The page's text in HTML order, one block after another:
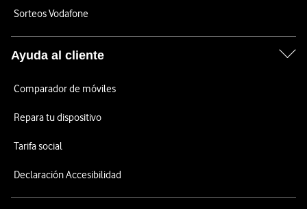
Sorteos Vodafone
Ayuda al cliente
Comparador de móviles
Repara tu dispositivo
Tarifa social
Declaración Accesibilidad